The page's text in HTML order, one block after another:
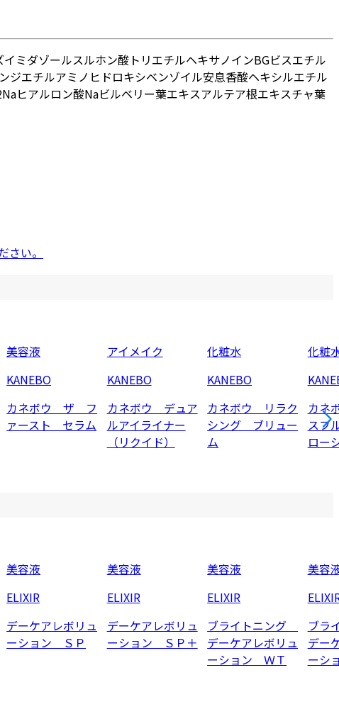
イミダゾールスルホン酸 トリエチルヘキサノインBGビスエチル
ジエチルアミノヒドロキシベンゾイル安息香酸ヘキシルエチル
ヒアルロン酸Naビルベリー葉エキスアルテア根エキスチャ葉
い。
美容液
KANEBO
カネボウ ザ フ
ァースト セラム
アイメイク
KANEBO
カネボウ デュア
ルアイライナー
（リクイド）
化粧水
KANEBO
カネボウ リラク
シング ブリュー
ム
化粧
カネ
ス
ロー
美容液
ELIXIR
デーケアレボリュ
ーション ＳＰ
美容液
ELIXIR
デーケアレボリュ
ーション ＳＰ＋
美容液
ELIXIR
ブライトニング
デーケアレボリュ
ーション ＷＴ
美容
ブラ
デー
ーシ